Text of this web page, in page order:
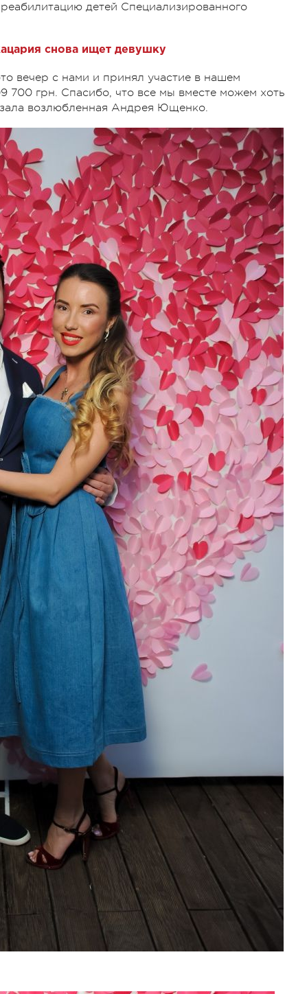
детей Специализированного
снова ищет девушку
вечер с нами и принял участие в нашем
700 грн. Спасибо, что все мы вместе можем хоть
возлюбленная Андрея Ющенко.